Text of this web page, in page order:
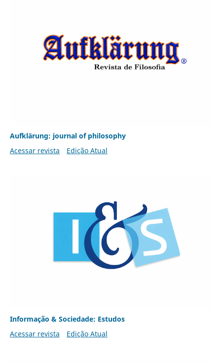
Aufklärung: journal of philosophy
Acessar revista
Edição Atual
Informação & Sociedade: Estudos
Acessar revista
Edição Atual